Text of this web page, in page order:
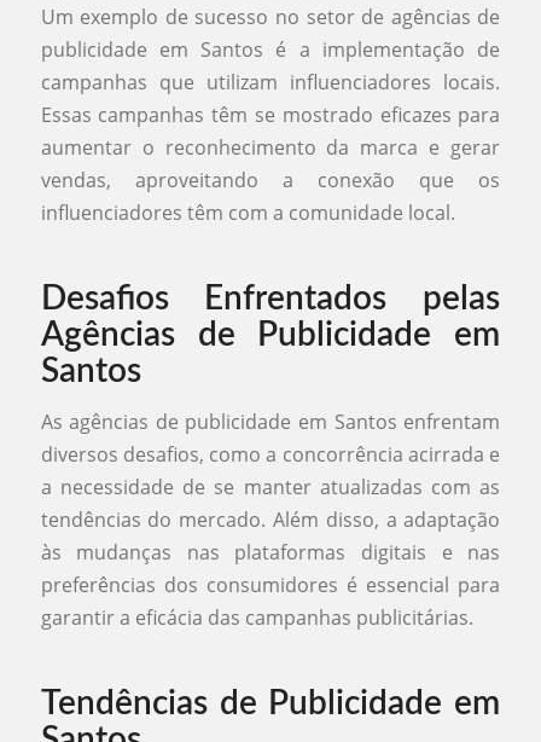
Um exemplo de sucesso no setor de agências de
publicidade em Santos é a implementação de
campanhas que utilizam influenciadores locais.
Essas campanhas têm se mostrado eficazes para
aumentar o reconhecimento da marca e gerar
vendas, aproveitando a conexão que os
influenciadores têm com a comunidade local.
Desafios Enfrentados pelas
Agências de Publicidade em
Santos
As agências de publicidade em Santos enfrentam
diversos desafios, como a concorrência acirrada e
a necessidade de se manter atualizadas com as
tendências do mercado. Além disso, a adaptação
às mudanças nas plataformas digitais e nas
preferências dos consumidores é essencial para
garantir a eficácia das campanhas publicitárias.
Tendências de Publicidade em